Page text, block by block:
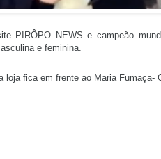
PIRÔPO NEWS e campeão
e feminina.
loja fica em frente ao Maria Fumaça-